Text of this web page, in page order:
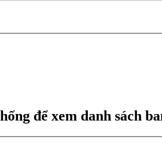
để xem danh sách